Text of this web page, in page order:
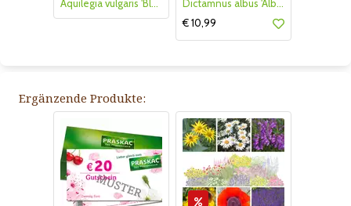
Aquilegia vulgaris 'Black Barlow'
Dictamnus albus 'Albiflorus'
€ 10,99
Ergänzende Produkte: